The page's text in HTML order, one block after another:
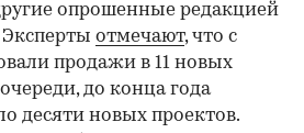
опрошенные редакцией
отмечают, что с
продажи в 11 новых
до конца года
десяти новых проектов.